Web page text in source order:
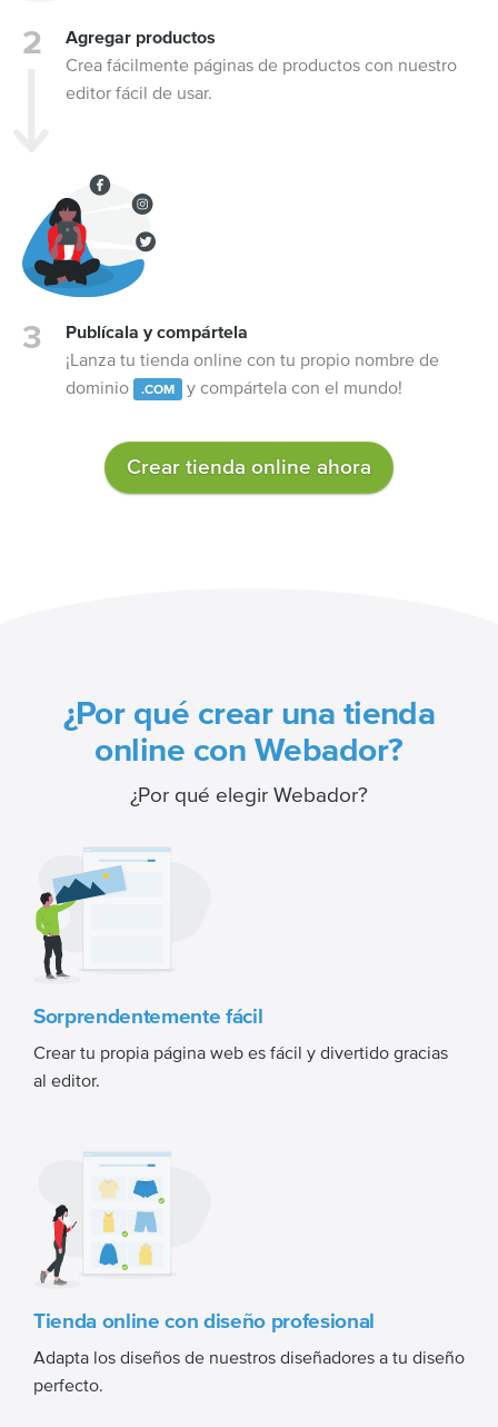
Agregar productos
Crea fácilmente páginas de productos con nuestro
editor fácil de usar.
Publícala y compártela
¡Lanza tu tienda online con tu propio nombre de
dominio
.COM y compártela con el mundo!
Crear tienda online ahora
¿Por qué crear una tienda
online con Webador?
¿Por qué elegir Webador?
Sorprendentemente fácil
Crear tu propia página web es fácil y divertido gracias
al editor.
Tienda online con diseño profesional
Adapta los diseños de nuestros diseñadores a tu diseño
perfecto.